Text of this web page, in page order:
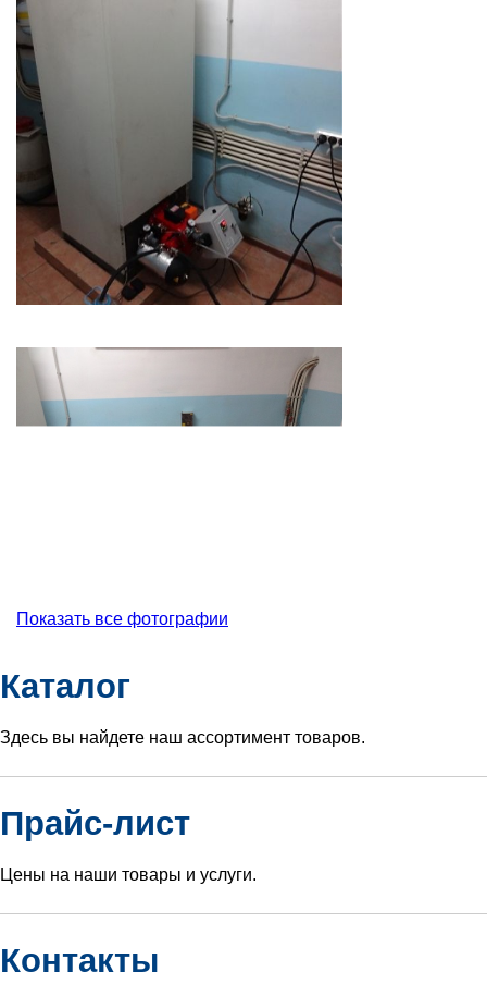
Показать все фотографии
Каталог
Здесь вы найдете наш ассортимент товаров.
Прайс-лист
Цены на наши товары и услуги.
Контакты